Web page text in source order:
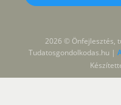
2026 © Önfejlesztés,
Tudatosgondolkodas.hu |